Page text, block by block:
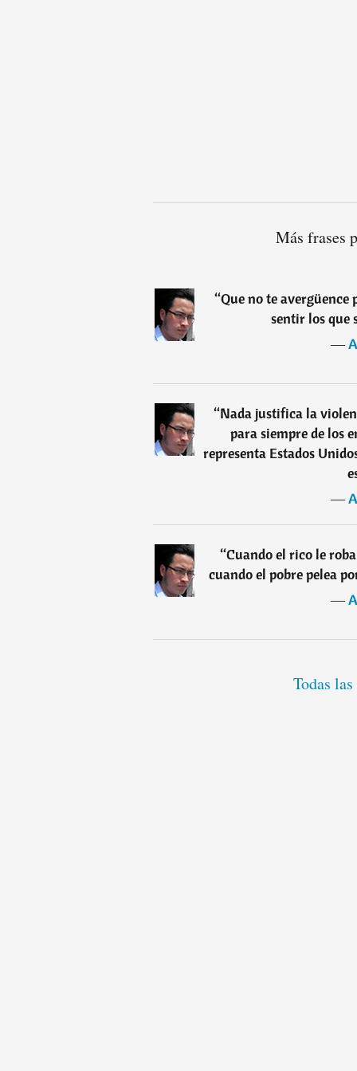
Más frases
“Que no te avergüence
sentir los que
―
“Nada justifica la
para siempre de los
representa Estados
―
“Cuando el rico le
cuando el pobre pelea
―
Todas